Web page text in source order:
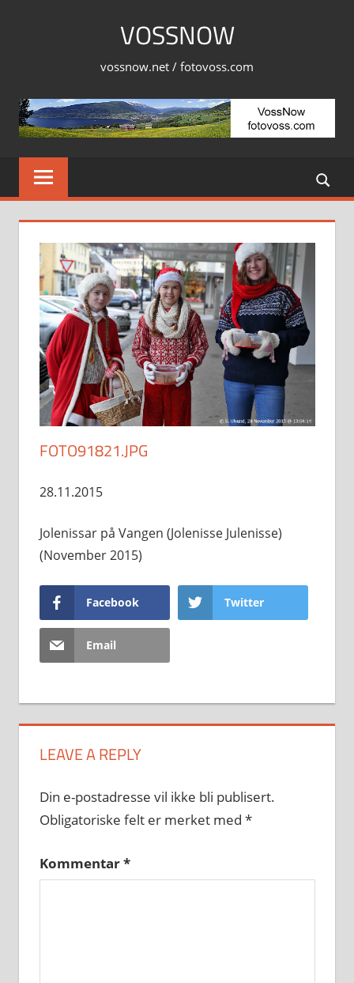
VOSSNOW
vossnow.net / fotovoss.com
FOTO91821.JPG
28.11.2015
Jolenissar på Vangen (Jolenisse Julenisse)
(November 2015)
Facebook Twitter
Email
LEAVE A REPLY
Din e-postadresse vil ikke bli publisert.
Obligatoriske felt er merket med *
Kommentar*